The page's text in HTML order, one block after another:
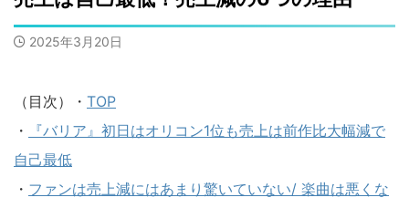
2025年3月20日
（目次）・ TOP
・
『バリア』初日はオリコン1位も売上は前作比大幅減で
自己最低
・ ファンは売上減にはあまり驚いていない/ 楽曲は悪くな